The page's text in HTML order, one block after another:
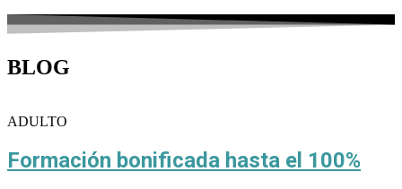
BLOG
ADULTO
Formación bonificada hasta el 100%